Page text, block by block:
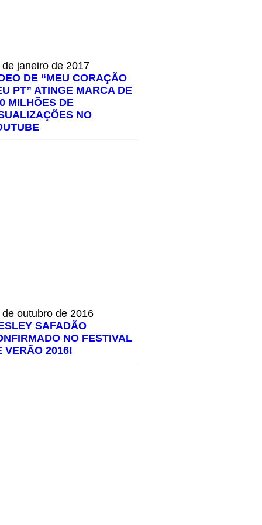
de janeiro de 2017
DE “MEU CORAÇÃO
PT” ATINGE MARCA DE
MILHÕES DE
NO
de outubro de 2016
SAFADÃO
NO FESTIVAL
VERÃO 2016!